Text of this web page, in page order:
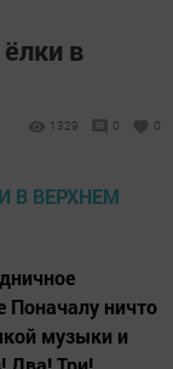
в
1329 0 0
Поначалу ничто
музыки и